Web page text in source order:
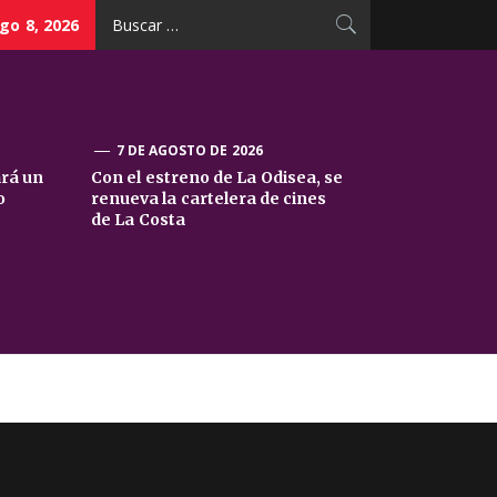
8, 2026
un
7 DE AGOSTO DE 2026
Con el estreno de La Odisea, se
renueva la cartelera de cines
de La Costa